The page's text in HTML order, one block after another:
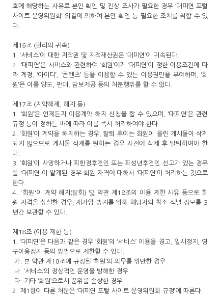
호에 해당하는 사유로 본인 확인 및 진상 조사가 필요한 경우 ‘대피연 포털
사이트 운영위원회‘ 의결에 의하여 본인 확인 등 필요한 조치를 취할 수 있
다.
제16조 (권리의 귀속)
1. ‘서비스’에 대한 저작권 및 지적재산권은 ‘대피연’에 귀속된다.
2. ‘대피연’은 서비스와 관련하여 ‘회원’에게 ‘대피연’이 정한 이용조건에 따
라 계정, ‘아이디’, ‘콘텐츠’ 등을 이용할 수 있는 이용권만을 부여하며, ‘회
원’은 이를 양도, 판매, 담보제공 등의 처분행위를 할 수 없다.
제17조 (계약해제, 해지 등)
1. ‘회원’은 언제든지 이용계약 해지 신청을 할 수 있으며, ‘대피연’은 관련
규정 등이 정하는 바에 따라 이를 즉시 처리하여야 한다.
2. ‘회원’이 계약을 해지하는 경우, 탈퇴 후에는 회원이 올린 게시물이 삭제
되지 않으므로 게시물 삭제를 원하는 경우 사전에 삭제 후 탈퇴하여야 한
다.
3. ‘회원’이 사망하거나 피한정후견인 또는 피성년후견인 선고가 있는 경우
를 '대피연'이 알게된 경우 회원 자격에 대해서 ‘대피연’이 처리하는 것으로
한다.
4. '회원'이 계약 해지(탈회) 및 약관 제18조의 이용 제한 사유 등으로 회
원 자격을 상실한 경우, 재가입 방지를 위해 해당자의 최소 식별 정보를 3
년간 보관할 수 있다.
제18조 (이용 제한 등)
1. ‘대피연’은 다음과 같은 경우 ‘회원’의 ‘서비스’ 이용을 경고, 일시정지, 영
구이용정지 등의 방법으로 제한할 수 있다.
가. 본 약관 제10조에 규정된 ‘회원‘의 의무를 위반한 경우
나. ‘서비스’의 정상적인 운영을 방해한 경우
다. 기타 ‘회원’으로서 품위를 손상한 경우
2. 제1항에 따른 처분은 ‘대피연 포털 사이트 운영위원회 규정’에 따른다.